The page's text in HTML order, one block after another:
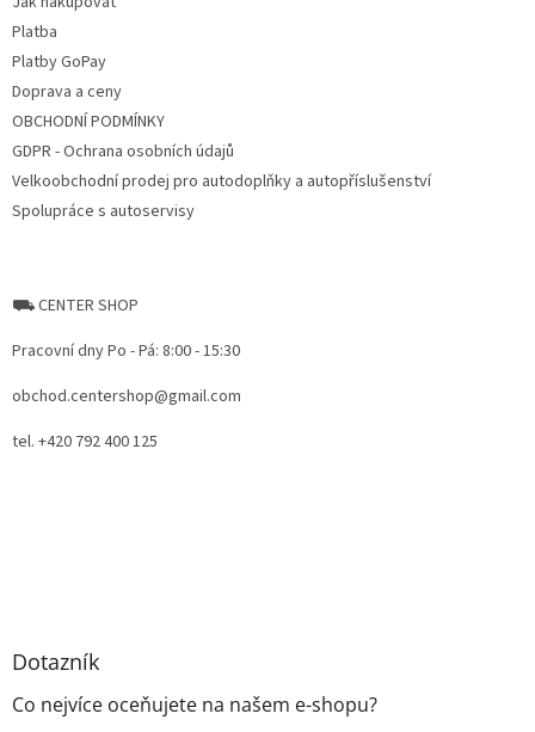
Platba
Platby GoPay
Doprava a ceny
OBCHODNÍ PODMÍNKY
GDPR - Ochrana osobních údajů
Velkoobchodní prodej pro autodoplňky a autopříslušenství
Spolupráce s autoservisy
⛟ CENTER SHOP
Pracovní dny Po - Pá: 8:00 - 15:30
obchod.centershop@gmail.com
tel. +420 792 400 125
Dotazník
Co nejvíce oceňujete na našem e-shopu?